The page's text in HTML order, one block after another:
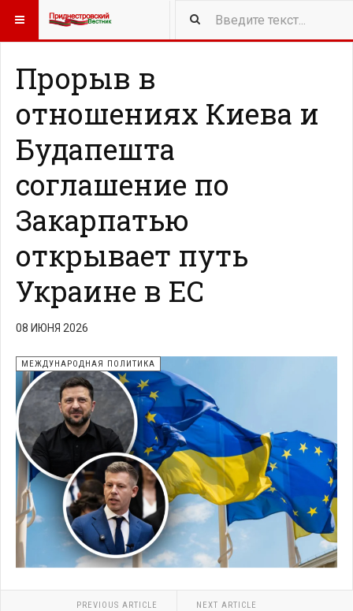
418 NEW ARTICLES
Прорыв в
отношениях Киева и
Будапешта
соглашение по
Закарпатью
открывает путь
Украине в ЕС
08 ИЮНЯ 2026
МЕЖДУНАРОДНАЯ ПОЛИТИКА
PREVIOUS ARTICLE NEXT ARTICLE